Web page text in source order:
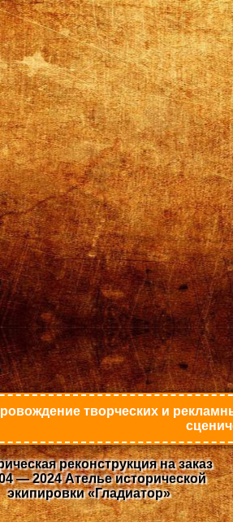
творческих и
реконструкция на заказ
— 2024 Ателье исторической
экипировки «Гладиатор»